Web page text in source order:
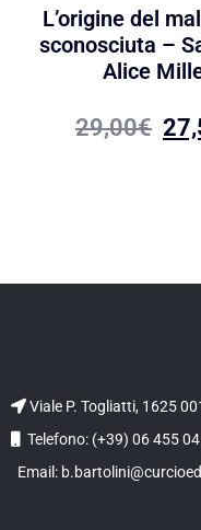
L’origine del
sconosciuta –
Alice
29,00€
Viale P. Togliatti, 1625
Telefono: (+39) 06 455
Email: